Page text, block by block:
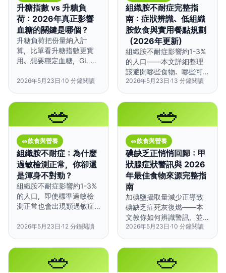
升糖指數 vs 升糖負
荷：2026年真正影響
血糖的關鍵是哪個？
升糖負荷把份量納入計
算，比單看升糖指數更實
用。想要穩定血糖，GL 才
2026年5月23日 ·10 分鐘閱讀
組織胺不耐症完整指
南：症狀辨識、低組織
胺飲食與實用餐點規劃
（2026年更新）
組織胺不耐症影響約1-3%
的人口——本文詳細整理
該避開哪些食物、哪些可
以安心吃，以及如何規劃
不會引發症狀的三餐。
2026年5月23日 ·13 分鐘閱讀
🥗
🥗飲食與營養
組織胺不耐症：為什麼
過敏檢測正常，你卻還
是渾身不對勁？
組織胺不耐症影響約1-3%
的人口，即使標準過敏檢
測正常也會出現類過敏症
數人在幾週內就能明顯改
2026年5月23日 ·12 分鐘閱讀
🥗
🥗飲食與營養
碘缺乏正悄悄回歸：甲
狀腺症狀警訊與 2026
年最佳食物來源完整指
南
加碘鹽攝取量減少正導致
碘缺乏症死灰復燃——本
文教你如何辨識警訊，並
透過飲食有效改善。
2026年5月23日 ·10 分鐘閱讀
🥗 🥗